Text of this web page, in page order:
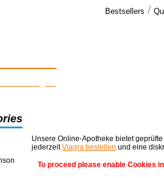
Bestsellers /
en ligne
Unsere Online-Apotheke bietet
jederzeitViagra bestellen und eine
To proceed please enable Cookies